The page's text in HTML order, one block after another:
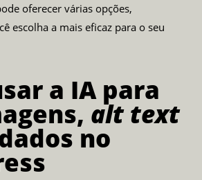
oferecer várias opções,
escolha a mais eficaz para o seu
a IA para
alt text
no